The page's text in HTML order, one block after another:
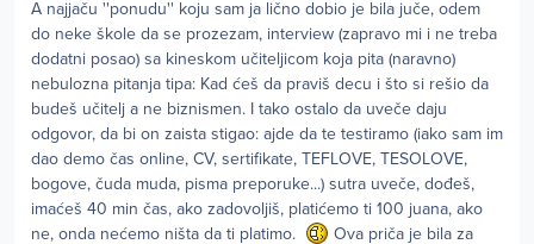
A najjaču ''ponudu'' koju sam ja lično dobio je bila juče, odem
do neke škole da se prozezam, interview (zapravo mi i ne treba
dodatni posao) sa kineskom učiteljicom koja pita (naravno)
nebulozna pitanja tipa: Kad ćeš da praviš decu i što si rešio da
budeš učitelj a ne biznismen. I tako ostalo da uveče daju
odgovor, da bi on zaista stigao: ajde da te testiramo (iako sam im
dao demo čas online, CV, sertifikate, TEFLOVE, TESOLOVE,
bogove, čuda muda, pisma preporuke...) sutra uveče, dođeš,
imaćeš 40 min čas, ako zadovoljiš, platićemo ti 100 juana, ako
ne, onda nećemo ništa da ti platimo.
Ova priča je bila za